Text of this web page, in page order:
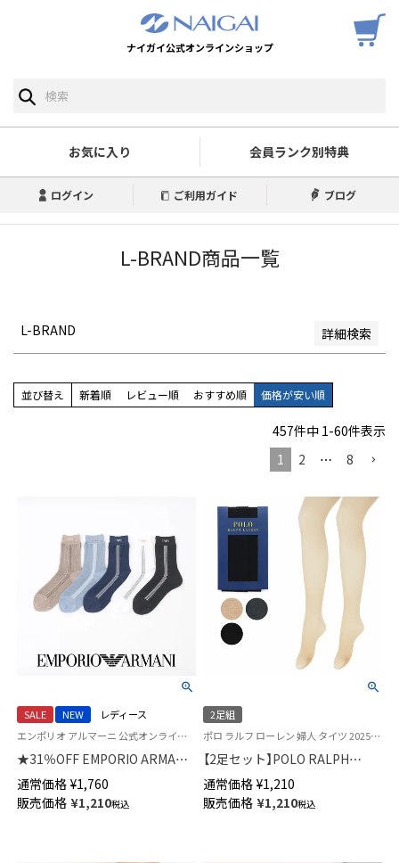
ナイガイ公式オンラインショップ
お気に入り 会員ランク別特典
ログイン ご利用ガイド ブログ
L-BRAND商品一覧
L-BRAND 詳細検索
並び順
新着順
価格が高い順
優先度順
キーワードヒット順
並び替え 新着順 レビュー順 おすすめ順 価格が安い順
457件中 1-60件表示
1
2 … 8
SALE NEW
レディース
エンポリオ アルマーニ 公式オンラインショップ 婦人 靴下
★31％OFF EMPORIO ARMANI
アイレット ストライプ クルー
丈 ソックス レディース 日本製
03447102
通常価格 ¥1,760
販売価格 ¥1,210税込
2足組
ポロ ラルフ ローレン 婦人 タイツ 2025SS 旧01861330
【2足セット】POLO RALPH
LAUREN オペイクタイツ 30デ
ニール レディース 日本製
01862330
通常価格 ¥1,210
販売価格 ¥1,210税込